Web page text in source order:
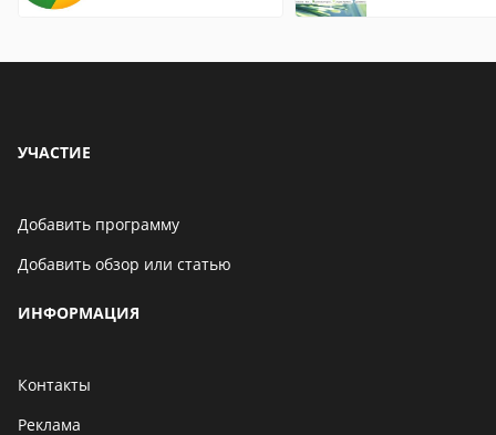
УЧАСТИЕ
Добавить программу
Добавить обзор или статью
ИНФОРМАЦИЯ
Контакты
Реклама